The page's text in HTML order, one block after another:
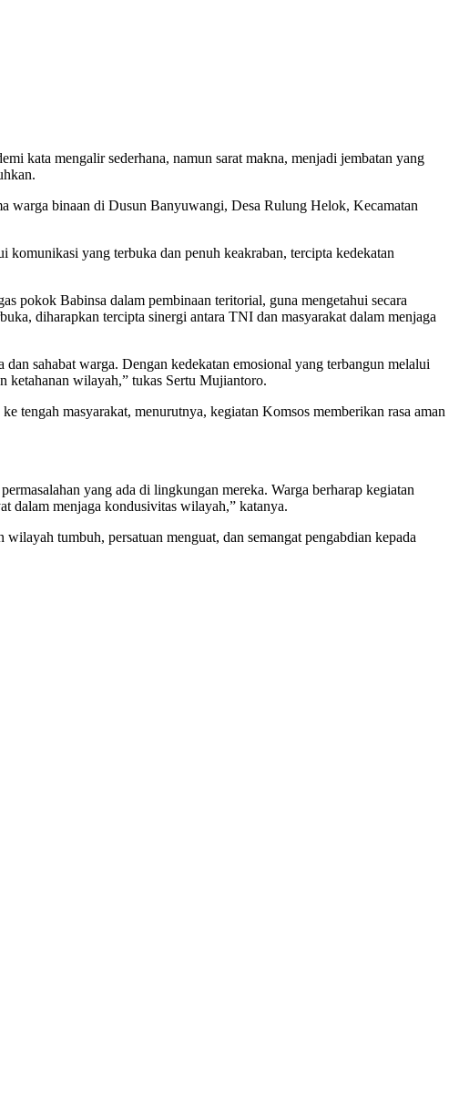
kata mengalir sederhana, namun sarat makna, menjadi jembatan yang
warga binaan di Dusun Banyuwangi, Desa Rulung Helok, Kecamatan
yang terbuka dan penuh keakraban, tercipta kedekatan
pokok Babinsa dalam pembinaan teritorial, guna mengetahui secara
diharapkan tercipta sinergi antara TNI dan masyarakat dalam menjaga
sahabat warga. Dengan kedekatan emosional yang terbangun melalui
ketahanan wilayah,” tukas Sertu Mujiantoro.
tengah masyarakat, menurutnya, kegiatan Komsos memberikan rasa aman
yang ada di lingkungan mereka. Warga berharap kegiatan
dalam menjaga kondusivitas wilayah,” katanya.
tumbuh, persatuan menguat, dan semangat pengabdian kepada